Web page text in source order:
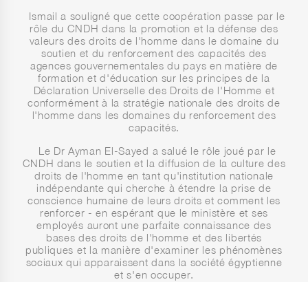
Ismail a souligné que cette coopération passe par le
rôle du CNDH dans la promotion et la défense des
valeurs des droits de l'homme dans le domaine du
soutien et du renforcement des capacités des
agences gouvernementales du pays en matière de
formation et d'éducation sur les principes de la
Déclaration Universelle des Droits de l'Homme et
conformément à la stratégie nationale des droits de
l'homme dans les domaines du renforcement des
capacités.
Le Dr Ayman El-Sayed a salué le rôle joué par le
CNDH dans le soutien et la diffusion de la culture des
droits de l'homme en tant qu'institution nationale
indépendante qui cherche à étendre la prise de
conscience humaine de leurs droits et comment les
renforcer - en espérant que le ministère et ses
employés auront une parfaite connaissance des
bases des droits de l'homme et des libertés
publiques et la manière d'examiner les phénomènes
sociaux qui apparaissent dans la société égyptienne
et s'en occuper.